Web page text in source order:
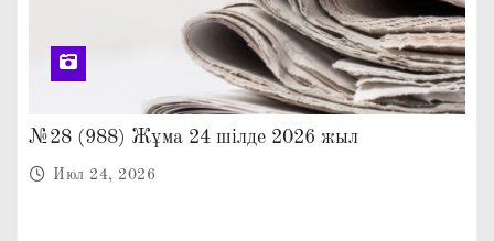
№28 (988) Жұма 24 шілде 2026 жыл
Июл 24, 2026